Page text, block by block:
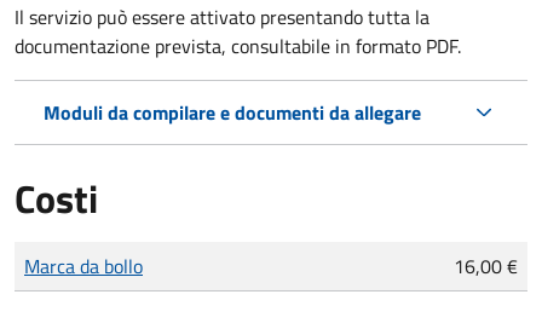
Il servizio può essere attivato presentando tutta la
documentazione prevista, consultabile in formato PDF.
Moduli da compilare e documenti da allegare
Costi
Tipo di pagamento
Importo
Marca da bollo 16,00 €